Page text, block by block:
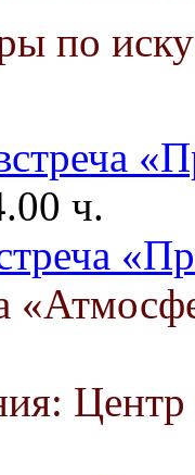
по
ч.